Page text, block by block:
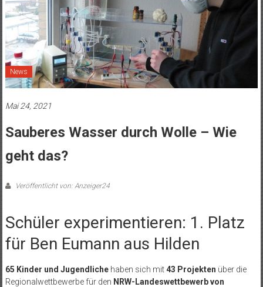
News
Mai 24, 2021
Sauberes Wasser durch Wolle – Wie
geht das?
Veröffentlicht von: Anzeiger24
Schüler experimentieren: 1. Platz
für Ben Eumann aus Hilden
65 Kinder und Jugendlichehaben sich mit43 Projekten über die
Regionalwettbewerbe für den NRW-Landeswettbewerb von